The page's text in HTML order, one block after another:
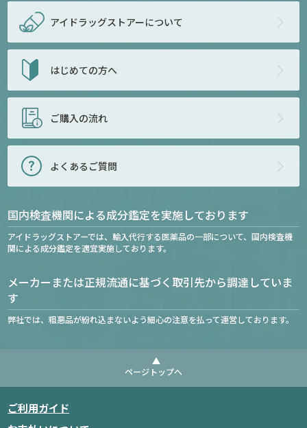
アイドラッグストアーについて
はじめての方へ
ご購入の流れ
よくあるご質問
国内検査機関による成分鑑定を実施しております
アイドラッグストアーでは、輸入代行する医薬品の一部について、国内検査機
関による成分鑑定を適宜実施しております。
メーカーまたは正規流通に基づく取引先から調達していま
す
弊社では、粗悪品が紛れ込まないよう細心の注意を払って運営しております。
ページトップへ
ご利用ガイド